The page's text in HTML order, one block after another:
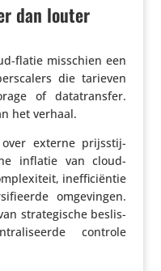
dan louter
flatie misschien een
die tarieven
of data­transfer.
het verhaal.
externe prijs­stij­
inflatie van cloud­
inef­fi­ci­ëntie
omge­vingen.
stra­te­gi­sche beslis­
controle